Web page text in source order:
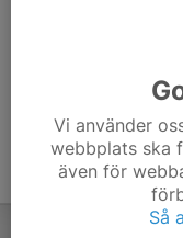
Vi använder
webbplats ska
även för
Så